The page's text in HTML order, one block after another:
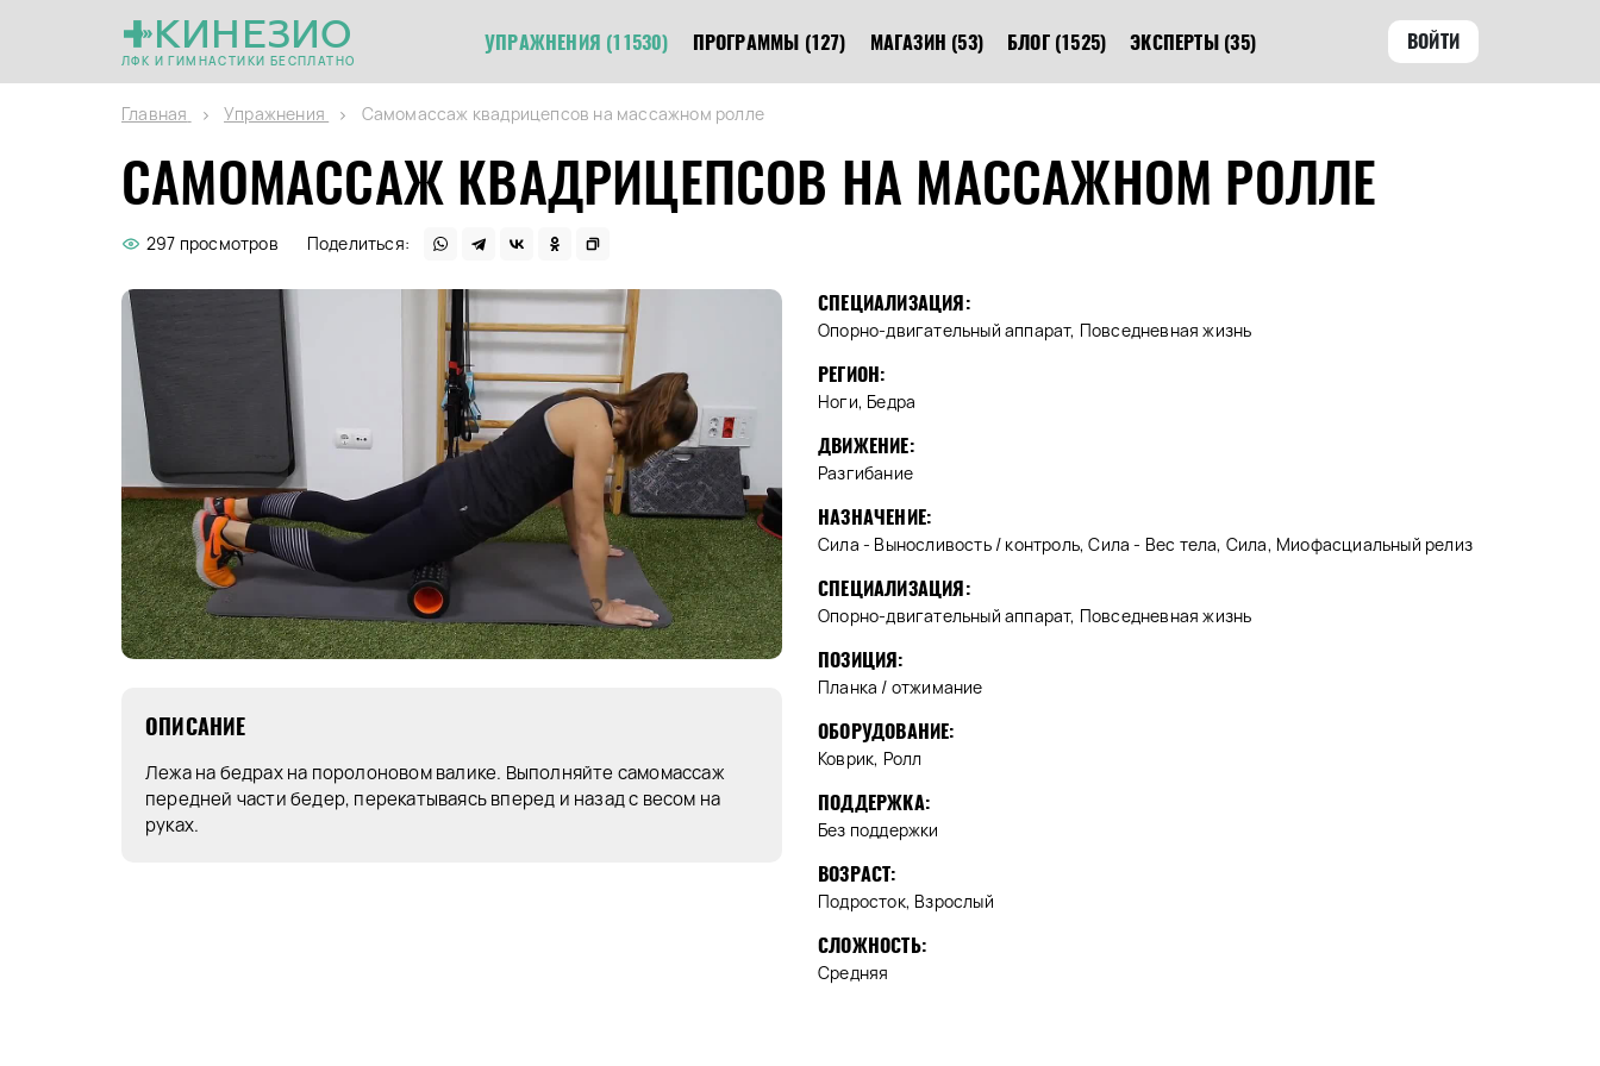
КИНЕЗИО
ЛФК И ГИМНАСТИКИ БЕСПЛАТНО
УПРАЖНЕНИЯ (11530) ПРОГРАММЫ (127) МАГАЗИН (53) БЛОГ (1525) ЭКСПЕРТЫ (35) ВОЙТИ
Главная Упражнения Самомассаж квадрицепсов на массажном ролле
САМОМАССАЖ КВАДРИЦЕПСОВ НА МАССАЖНОМ РОЛЛЕ
297 просмотров Поделиться:
ОПИСАНИЕ
Лежа на бедрах на поролоновом валике. Выполняйте самомассаж
передней части бедер, перекатываясь вперед и назад с весом на
руках.
СПЕЦИАЛИЗАЦИЯ:
Опорно-двигательный аппарат, Повседневная жизнь
РЕГИОН:
Ноги, Бедра
ДВИЖЕНИЕ:
Разгибание
НАЗНАЧЕНИЕ:
Сила - Выносливость / контроль, Сила - Вес тела, Сила, Миофасциальный релиз
СПЕЦИАЛИЗАЦИЯ:
Опорно-двигательный аппарат, Повседневная жизнь
ПОЗИЦИЯ:
Планка / отжимание
ОБОРУДОВАНИЕ:
Коврик, Ролл
ПОДДЕРЖКА:
Без поддержки
ВОЗРАСТ:
Подросток, Взрослый
СЛОЖНОСТЬ:
Средняя